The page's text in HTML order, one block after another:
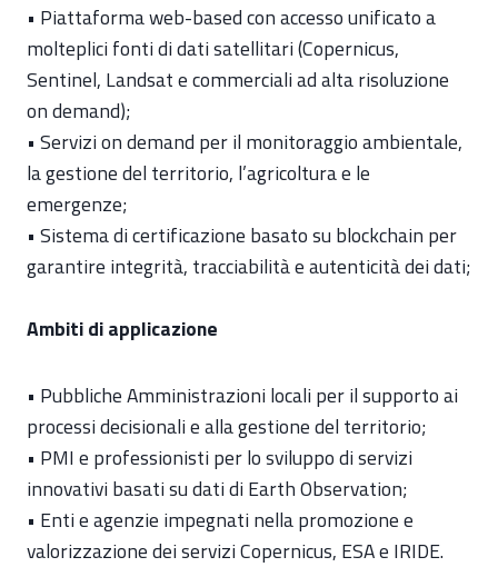
• Piattaforma web-based con accesso unificato a
molteplici fonti di dati satellitari (Copernicus,
Sentinel, Landsat e commerciali ad alta risoluzione
on demand);
• Servizi on demand per il monitoraggio ambientale,
la gestione del territorio, l’agricoltura e le
emergenze;
• Sistema di certificazione basato su blockchain per
garantire integrità, tracciabilità e autenticità dei dati;
Ambiti di applicazione
• Pubbliche Amministrazioni locali per il supporto ai
processi decisionali e alla gestione del territorio;
• PMI e professionisti per lo sviluppo di servizi
innovativi basati su dati di Earth Observation;
• Enti e agenzie impegnati nella promozione e
valorizzazione dei servizi Copernicus, ESA e IRIDE.